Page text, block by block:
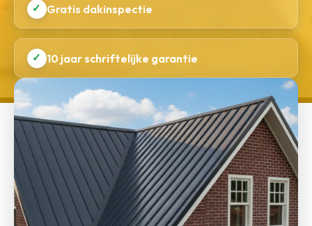
✓ Gratis dakinspectie
✓ 10 jaar schriftelijke garantie